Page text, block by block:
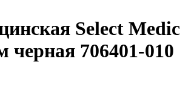
Select
черная 706401-010